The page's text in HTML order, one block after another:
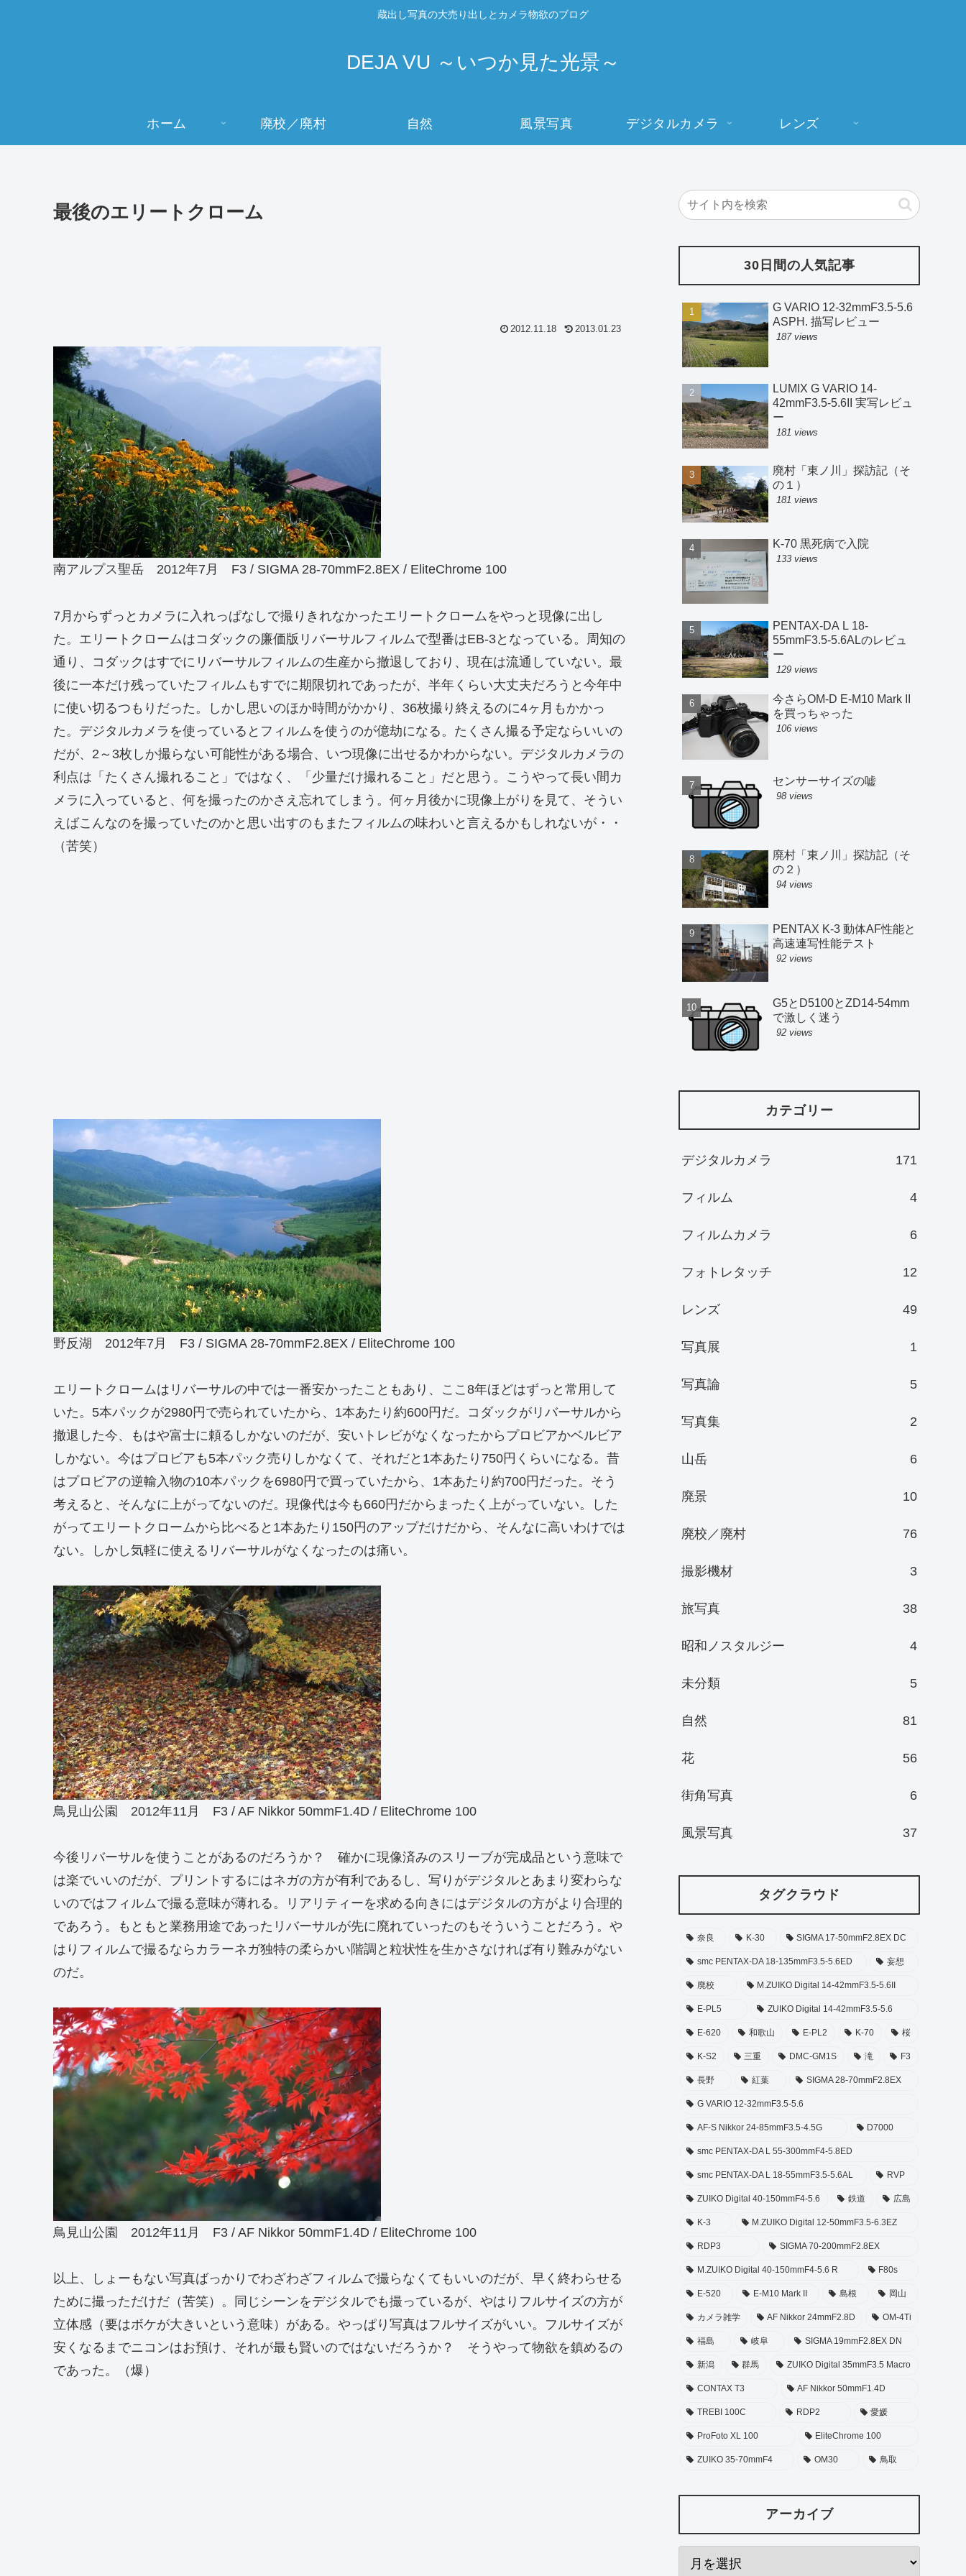
蔵出し写真の大売り出しとカメラ物欲のブログ
DEJA VU ～いつか見た光景～
ホーム 廃校／廃村 自然 風景写真 デジタルカメラ レンズ
最後のエリートクローム
2012.11.18 2013.01.23
南アルプス聖岳 2012年7月 F3 / SIGMA 28-70mmF2.8EX / EliteChrome 100
7月からずっとカメラに入れっぱなしで撮りきれなかったエリートクロームをやっと現像に出し
た。エリートクロームはコダックの廉価版リバーサルフィルムで型番はEB-3となっている。周知の
通り、コダックはすでにリバーサルフィルムの生産から撤退しており、現在は流通していない。最
後に一本だけ残っていたフィルムもすでに期限切れであったが、半年くらい大丈夫だろうと今年中
に使い切るつもりだった。しかし思いのほか時間がかかり、36枚撮り終えるのに4ヶ月もかかっ
た。デジタルカメラを使っているとフィルムを使うのが億劫になる。たくさん撮る予定ならいいの
だが、2～3枚しか撮らない可能性がある場合、いつ現像に出せるかわからない。デジタルカメラの
利点は「たくさん撮れること」ではなく、「少量だけ撮れること」だと思う。こうやって長い間カ
メラに入っていると、何を撮ったのかさえ忘れてしまう。何ヶ月後かに現像上がりを見て、そうい
えばこんなのを撮っていたのかと思い出すのもまたフィルムの味わいと言えるかもしれないが・・
（苦笑）
野反湖 2012年7月 F3 / SIGMA 28-70mmF2.8EX / EliteChrome 100
エリートクロームはリバーサルの中では一番安かったこともあり、ここ8年ほどはずっと常用して
いた。5本パックが2980円で売られていたから、1本あたり約600円だ。コダックがリバーサルから
撤退した今、もはや富士に頼るしかないのだが、安いトレビがなくなったからプロビアかベルビア
しかない。今はプロビアも5本パック売りしかなくて、それだと1本あたり750円くらいになる。昔
はプロビアの逆輸入物の10本パックを6980円で買っていたから、1本あたり約700円だった。そう
考えると、そんなに上がってないのだ。現像代は今も660円だからまったく上がっていない。した
がってエリートクロームから比べると1本あたり150円のアップだけだから、そんなに高いわけでは
ない。しかし気軽に使えるリバーサルがなくなったのは痛い。
鳥見山公園 2012年11月 F3 / AF Nikkor 50mmF1.4D / EliteChrome 100
今後リバーサルを使うことがあるのだろうか？ 確かに現像済みのスリーブが完成品という意味で
は楽でいいのだが、プリントするにはネガの方が有利であるし、写りがデジタルとあまり変わらな
いのではフィルムで撮る意味が薄れる。リアリティーを求める向きにはデジタルの方がより合理的
であろう。もともと業務用途であったリバーサルが先に廃れていったのもそういうことだろう。や
はりフィルムで撮るならカラーネガ独特の柔らかい階調と粒状性を生かさなければ有り難みがない
のだ。
鳥見山公園 2012年11月 F3 / AF Nikkor 50mmF1.4D / EliteChrome 100
以上、しょーもない写真ばっかりでわざわざフィルムで撮らなくてもいいのだが、早く終わらせる
ために撮っただけだ（苦笑）。同じシーンをデジタルでも撮っているが、やはりフルサイズの方が
立体感（要はボケが大きいという意味）がある。やっぱり写真はフルサイズがいい。フルサイズが
安くなるまでニコンはお預け、それが最も賢いのではないだろうか？ そうやって物欲を鎮めるの
であった。（爆）
30日間の人気記事
G VARIO 12-32mmF3.5-5.6
ASPH. 描写レビュー
187 views
LUMIX G VARIO 14-
42mmF3.5-5.6II 実写レビュ
ー
181 views
廃村「東ノ川」探訪記（そ
の１）
181 views
K-70 黒死病で入院
133 views
PENTAX-DA L 18-
55mmF3.5-5.6ALのレビュ
ー
129 views
今さらOM-D E-M10 Mark II
を買っちゃった
106 views
センサーサイズの嘘
98 views
廃村「東ノ川」探訪記（そ
の２）
94 views
PENTAX K-3 動体AF性能と
高速連写性能テスト
92 views
G5とD5100とZD14-54mm
で激しく迷う
92 views
カテゴリー
デジタルカメラ 171
フィルム 4
フィルムカメラ 6
フォトレタッチ 12
レンズ 49
写真展 1
写真論 5
写真集 2
山岳 6
廃景 10
廃校／廃村 76
撮影機材 3
旅写真 38
昭和ノスタルジー 4
未分類 5
自然 81
花 56
街角写真 6
風景写真 37
タグクラウド
奈良 K-30 SIGMA 17-50mmF2.8EX DC
smc PENTAX-DA 18-135mmF3.5-5.6ED 妄想
廃校 M.ZUIKO Digital 14-42mmF3.5-5.6II
E-PL5 ZUIKO Digital 14-42mmF3.5-5.6
E-620 和歌山 E-PL2 K-70 桜
K-S2 三重 DMC-GM1S 滝 F3
長野 紅葉 SIGMA 28-70mmF2.8EX
G VARIO 12-32mmF3.5-5.6
AF-S Nikkor 24-85mmF3.5-4.5G D7000
smc PENTAX-DA L 55-300mmF4-5.8ED
smc PENTAX-DA L 18-55mmF3.5-5.6AL RVP
ZUIKO Digital 40-150mmF4-5.6 鉄道 広島
K-3 M.ZUIKO Digital 12-50mmF3.5-6.3EZ
RDP3 SIGMA 70-200mmF2.8EX
M.ZUIKO Digital 40-150mmF4-5.6 R F80s
E-520 E-M10 Mark II 島根 岡山
カメラ雑学 AF Nikkor 24mmF2.8D OM-4Ti
福島 岐阜 SIGMA 19mmF2.8EX DN
新潟 群馬 ZUIKO Digital 35mmF3.5 Macro
CONTAX T3 AF Nikkor 50mmF1.4D
TREBI 100C RDP2 愛媛
ProFoto XL 100 EliteChrome 100
ZUIKO 35-70mmF4 OM30 鳥取
アーカイブ